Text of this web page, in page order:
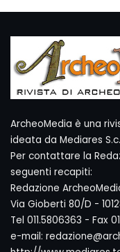
ArcheoMedia è una
ideata da Mediares S.c.
Per contattare la
seguenti recapiti:
Redazione
Via Gioberti 80/D -
Tel 011.5806363 - Fax
e-mail: